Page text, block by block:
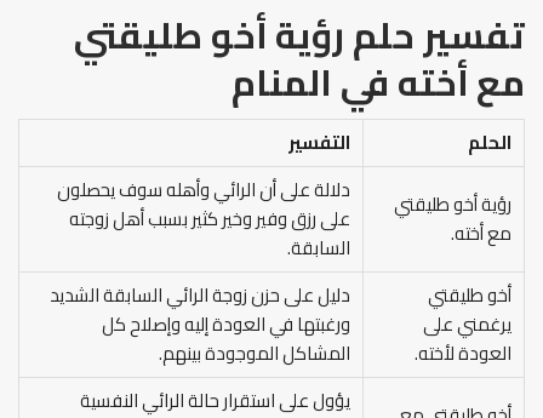
تفسير حلم رؤية أخو طليقتي
مع أخته في المنام
الحلم
التفسير
رؤية أخو طليقتي
مع أخته.
دلالة على أن الرائي وأهله سوف يحصلون
على رزق وفير وخير كثير بسبب أهل زوجته
السابقة.
أخو طليقتي
يرغمني على
العودة لأخته.
دليل على حزن زوجة الرائي السابقة الشديد
ورغبتها في العودة إليه وإصلاح كل
المشاكل الموجودة بينهم.
يؤول على استقرار حالة الرائي النفسية